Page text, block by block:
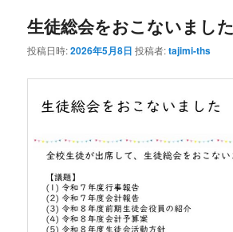
生徒総会をおこないました
投稿日時:2026年5月8日 投稿者:tajimi-ths